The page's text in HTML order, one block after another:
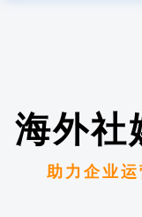
海外社
助力企业